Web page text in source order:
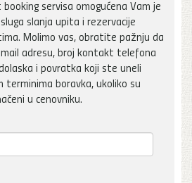
servisa omogućena Vam je
slanja upita i rezervacije
Molimo vas, obratite pažnju da
adresu, broj kontakt telefona
i povratka koji ste uneli
terminima boravka, ukoliko su
u cenovniku.